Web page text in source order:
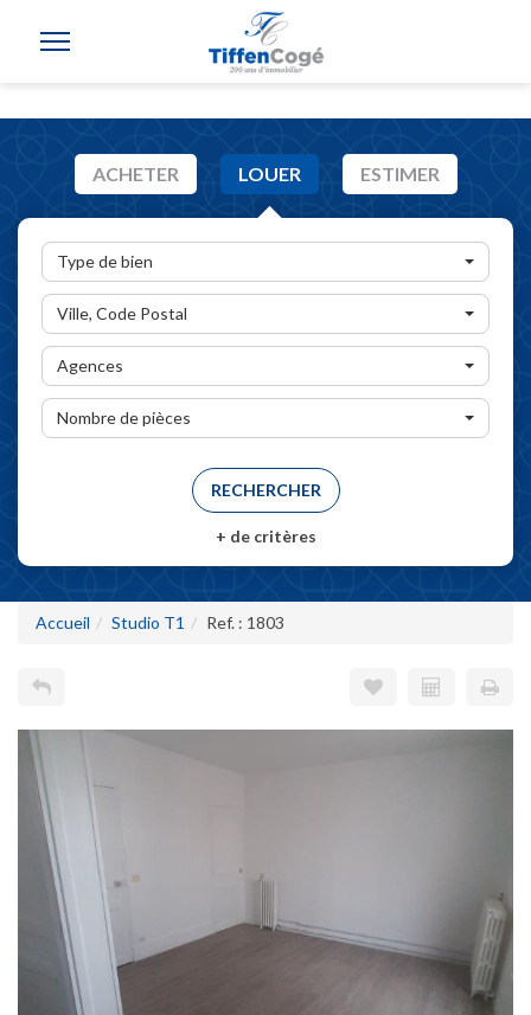
ACHETER LOUER ESTIMER
Type de bien
Ville, Code Postal
Agences
Nombre de pièces
+ de critères
Accueil Studio T1 Ref. : 1803